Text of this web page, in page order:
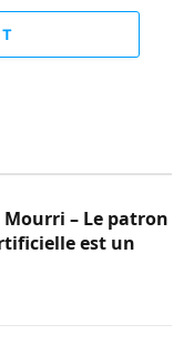
– Le patron
est un